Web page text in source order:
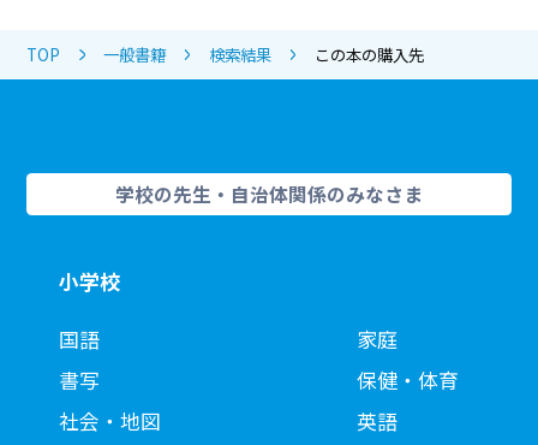
TOP 一般書籍 検索結果 この本の購入先
学校の先生・自治体関係のみなさま
小学校
国語
書写
社会・地図
家庭
保健・体育
英語